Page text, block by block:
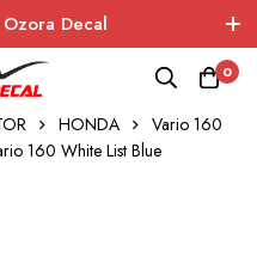
Decal
Log In / Sign Up
- Carbon
0
HONDA
Vario 160
160 White List Blue